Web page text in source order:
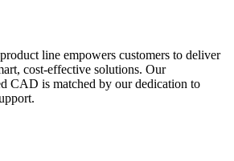
line empowers customers to deliver
cost-effective solutions. Our
CAD is matched by our dedication to